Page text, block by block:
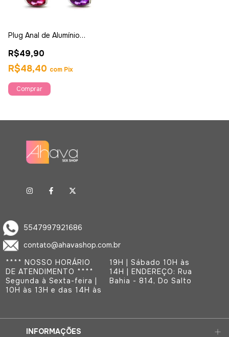
Plug Anal de Alumínio
Ahava
R$49,90
R$48,40 com Pix
Comprar
5547997921686
contato@ahavashop.com.br
**** NOSSO HORÁRIO
DE ATENDIMENTO ****
Segunda à Sexta-feira |
10H às 13H e das 14H às
19H | Sábado 10H às
14H | ENDEREÇO: Rua
Bahia - 814, Do Salto
INFORMAÇÕES